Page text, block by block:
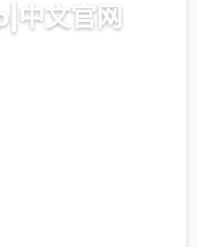
中文官网